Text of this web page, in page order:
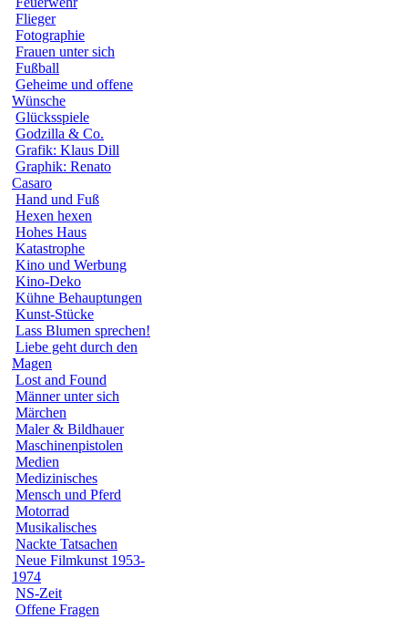
Flieger
Fotographie
Frauen unter sich
Fußball
Geheime und offene
Wünsche
Glücksspiele
Godzilla & Co.
Grafik: Klaus Dill
Graphik: Renato
Casaro
Hand und Fuß
Hexen hexen
Hohes Haus
Katastrophe
Kino und Werbung
Kino-Deko
Kühne Behauptungen
Kunst-Stücke
Lass Blumen sprechen!
Liebe geht durch den
Magen
Lost and Found
Männer unter sich
Märchen
Maler & Bildhauer
Maschinenpistolen
Medien
Medizinisches
Mensch und Pferd
Motorrad
Musikalisches
Nackte Tatsachen
Neue Filmkunst 1953-
1974
NS-Zeit
Offene Fragen